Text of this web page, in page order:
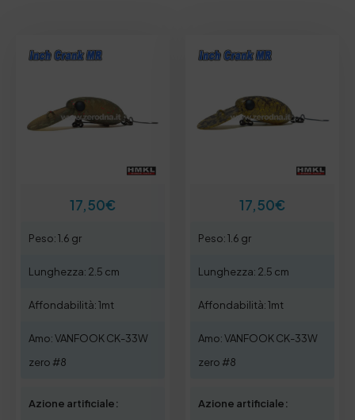
17,50€
Peso: 1.6 gr
Lunghezza: 2.5 cm
Affondabilità: 1mt
Amo: VANFOOK CK-33W
zero #8
Azione artificiale:
17,50€
Peso: 1.6 gr
Lunghezza: 2.5 cm
Affondabilità: 1mt
Amo: VANFOOK CK-33W
zero #8
Azione artificiale: